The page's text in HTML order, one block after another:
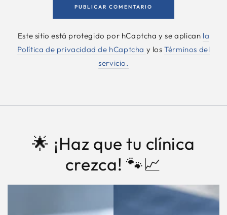
PUBLICAR COMENTARIO
Este sitio está protegido por hCaptcha y se aplican la
Política de privacidad de hCaptcha y losTérminos del
servicio.
🌟 ¡Haz que tu clínica
crezca! 🐾📈